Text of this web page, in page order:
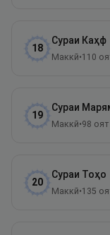
18
Сураи Каҳф
Маккӣ•110
19
Сураи
Маккӣ•98 оят
20
Сураи Тоҳо
Маккӣ•135